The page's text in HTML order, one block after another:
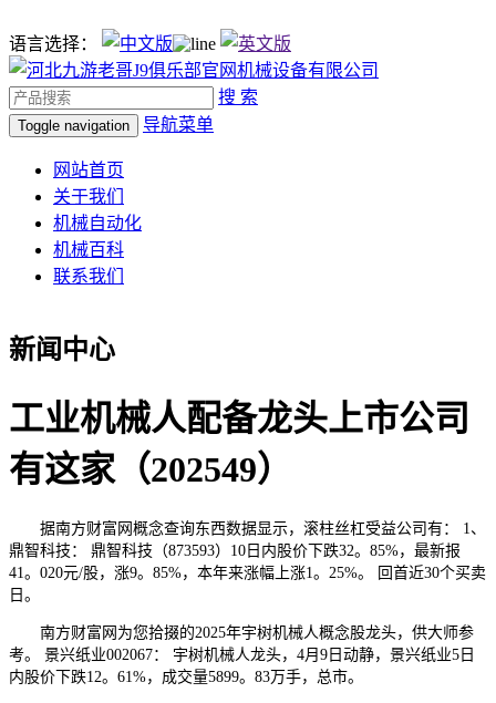
语言选择：
搜 索
Toggle navigation 导航菜单
网站首页
关于我们
机械自动化
机械百科
联系我们
新闻中心
工业机械人配备龙头上市公司
有这家（202549）
据南方财富网概念查询东西数据显示，滚柱丝杠受益公司有： 1、
鼎智科技： 鼎智科技（873593）10日内股价下跌32。85%，最新报
41。020元/股，涨9。85%，本年来涨幅上涨1。25%。 回首近30个买卖
日。
南方财富网为您拾掇的2025年宇树机械人概念股龙头，供大师参
考。 景兴纸业002067： 宇树机械人龙头，4月9日动静，景兴纸业5日
内股价下跌12。61%，成交量5899。83万手，总市。